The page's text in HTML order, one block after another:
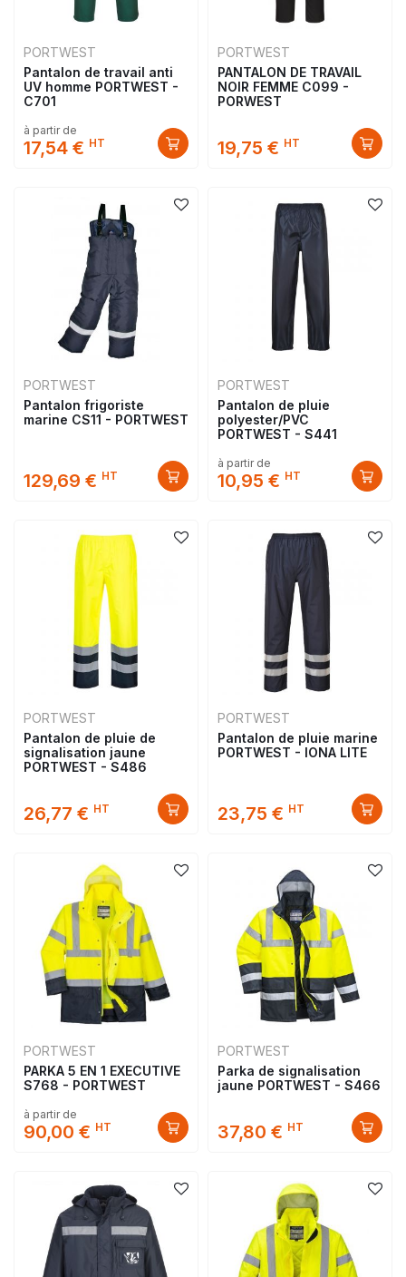
PORTWEST
Pantalon de travail anti
UV homme PORTWEST -
C701
à partir de
17,54 € HT
PORTWEST
PANTALON DE TRAVAIL
NOIR FEMME C099 -
PORWEST
19,75 € HT
PORTWEST
Pantalon frigoriste
marine CS11 - PORTWEST
129,69 € HT
PORTWEST
Pantalon de pluie
polyester/PVC
PORTWEST - S441
à partir de
10,95 € HT
PORTWEST
Pantalon de pluie de
signalisation jaune
PORTWEST - S486
26,77 € HT
PORTWEST
Pantalon de pluie marine
PORTWEST - IONA LITE
23,75 € HT
PORTWEST
PARKA 5 EN 1 EXECUTIVE
S768 - PORTWEST
à partir de
90,00 € HT
PORTWEST
Parka de signalisation
jaune PORTWEST - S466
37,80 € HT